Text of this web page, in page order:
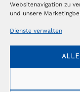
Websitenavigation zu
und unsere
Dienste verwalten
ALLE
Abonnieren
NEWSLETTER
Anmelden